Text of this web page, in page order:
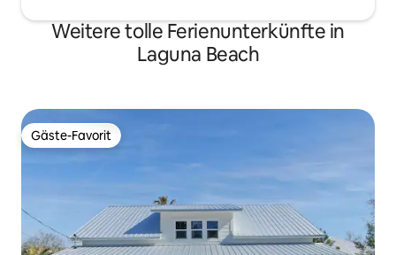
Weitere tolle Ferienunterkünfte in
Laguna Beach
Gäste-Favorit
Gäste-Favorit